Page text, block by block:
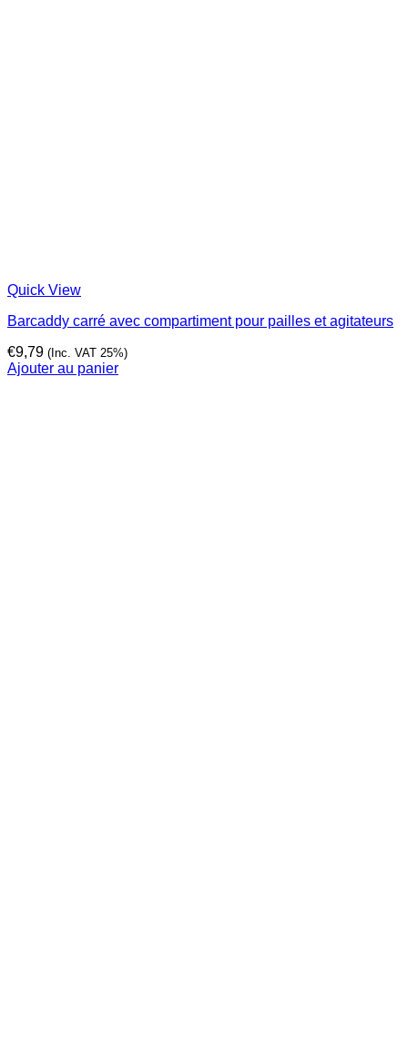
Quick View
Barcaddy carré avec compartiment pour pailles et agitateurs
€9,79 (Inc. VAT 25%)
Ajouter au panier